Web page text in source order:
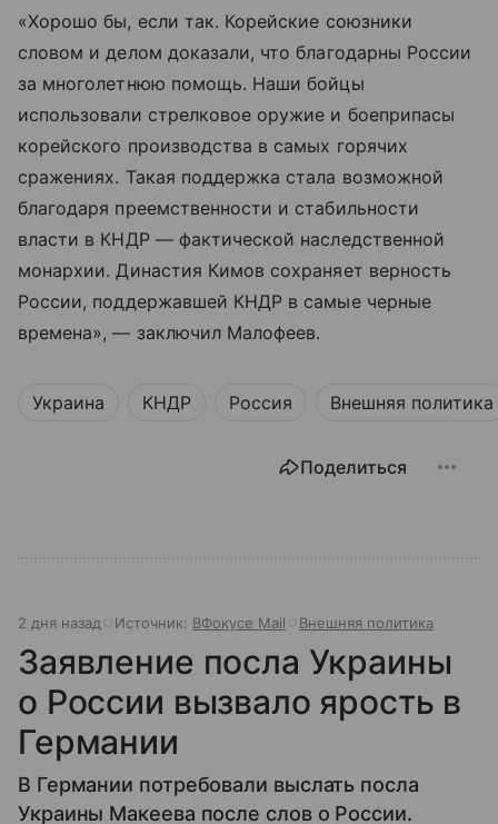
«Хорошо бы, если так. Корейские союзники
словом и делом доказали, что благодарны России
за многолетнюю помощь. Наши бойцы
использовали стрелковое оружие и боеприпасы
корейского производства в самых горячих
сражениях. Такая поддержка стала возможной
благодаря преемственности и стабильности
власти в КНДР — фактической наследственной
монархии. Династия Кимов сохраняет верность
России, поддержавшей КНДР в самые черные
времена», — заключил Малофеев.
Украина КНДР Россия Внешняя политика
Поделиться
2 дня назад Источник: ВФокусе Mail Внешняя политика
Заявление посла Украины
о России вызвало ярость в
Германии
В Германии потребовали выслать посла
Украины Макеева после слов о России.